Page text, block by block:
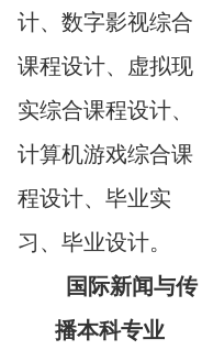
计、数字影视综合
课程设计、虚拟现
实综合课程设计、
计算机游戏综合课
程设计、毕业实
习、毕业设计。
国际新闻与传
播本科专业